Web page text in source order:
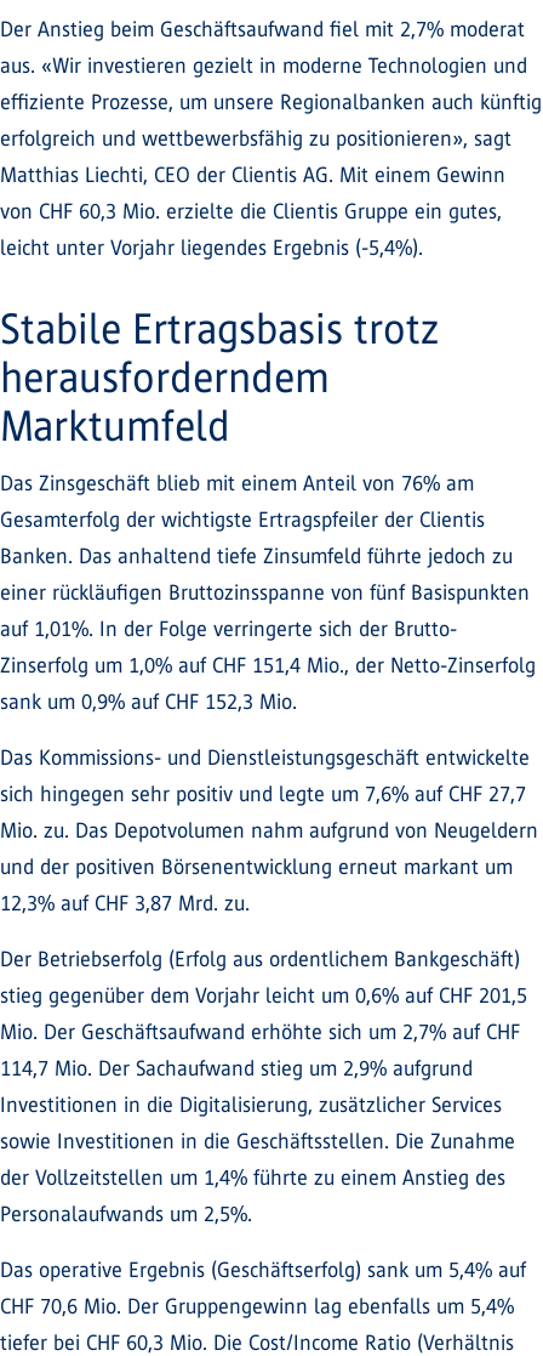
Der Anstieg beim Geschäftsaufwand fiel mit 2,7% moderat
aus. «Wir investieren gezielt in moderne Technologien und
effiziente Prozesse, um unsere Regionalbanken auch künftig
erfolgreich und wettbewerbsfähig zu positionieren», sagt
Matthias Liechti, CEO der Clientis AG. Mit einem Gewinn
von CHF 60,3 Mio. erzielte die Clientis Gruppe ein gutes,
leicht unter Vorjahr liegendes Ergebnis (-5,4%).
Stabile Ertragsbasis trotz
herausforderndem
Marktumfeld
Das Zinsgeschäft blieb mit einem Anteil von 76% am
Gesamterfolg der wichtigste Ertragspfeiler der Clientis
Banken. Das anhaltend tiefe Zinsumfeld führte jedoch zu
einer rückläufigen Bruttozinsspanne von fünf Basispunkten
auf 1,01%. In der Folge verringerte sich der Brutto-
Zinserfolg um 1,0% auf CHF 151,4 Mio., der Netto-Zinserfolg
sank um 0,9% auf CHF 152,3 Mio.
Das Kommissions- und Dienstleistungsgeschäft entwickelte
sich hingegen sehr positiv und legte um 7,6% auf CHF 27,7
Mio. zu. Das Depotvolumen nahm aufgrund von Neugeldern
und der positiven Börsenentwicklung erneut markant um
12,3% auf CHF 3,87 Mrd. zu.
Der Betriebserfolg (Erfolg aus ordentlichem Bankgeschäft)
stieg gegenüber dem Vorjahr leicht um 0,6% auf CHF 201,5
Mio. Der Geschäftsaufwand erhöhte sich um 2,7% auf CHF
114,7 Mio. Der Sachaufwand stieg um 2,9% aufgrund
Investitionen in die Digitalisierung, zusätzlicher Services
sowie Investitionen in die Geschäftsstellen. Die Zunahme
der Vollzeitstellen um 1,4% führte zu einem Anstieg des
Personalaufwands um 2,5%.
Das operative Ergebnis (Geschäftserfolg) sank um 5,4% auf
CHF 70,6 Mio. Der Gruppengewinn lag ebenfalls um 5,4%
tiefer bei CHF 60,3 Mio. Die Cost/Income Ratio (Verhältnis